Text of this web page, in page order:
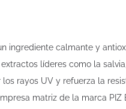
ingrediente calmante y
líderes como la
rayos UV y refuerza la
matriz de la marca